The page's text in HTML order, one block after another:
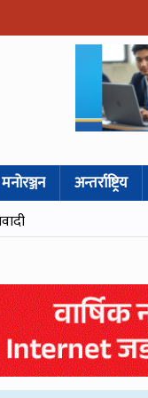
मनोरञ्जन अन्तर्राष्ट्रिय